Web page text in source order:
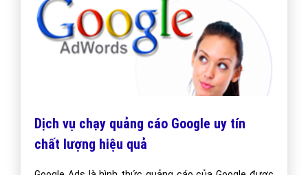
Dịch vụ chạy quảng cáo Google uy tín
chất lượng hiệu quả